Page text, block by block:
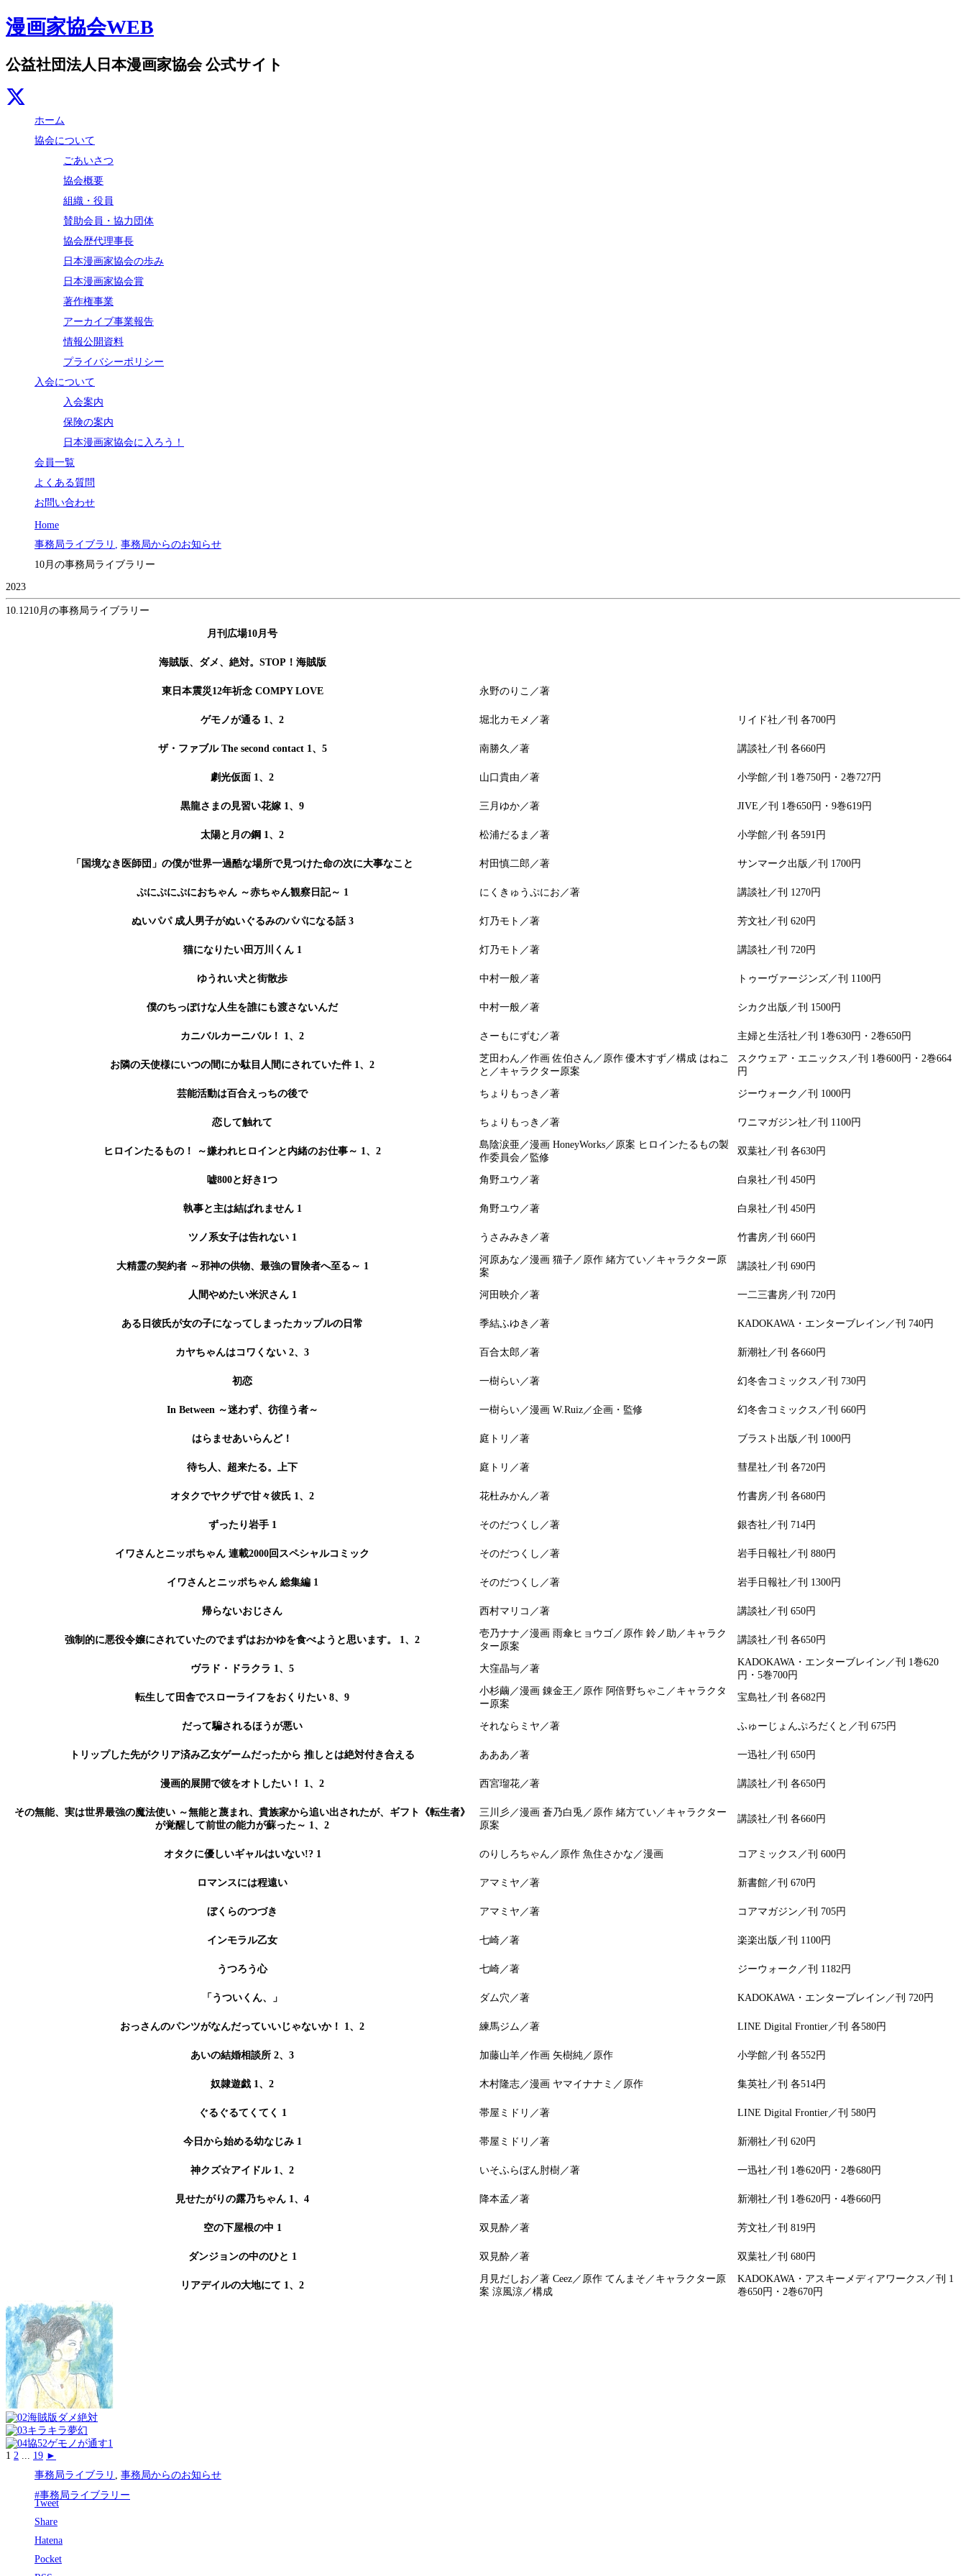
漫画家協会WEB
公益社団法人日本漫画家協会 公式サイト
ホーム
協会について
ごあいさつ
協会概要
組織・役員
賛助会員・協力団体
協会歴代理事長
日本漫画家協会の歩み
日本漫画家協会賞
著作権事業
アーカイブ事業報告
情報公開資料
プライバシーポリシー
入会について
入会案内
保険の案内
日本漫画家協会に入ろう！
会員一覧
よくある質問
お問い合わせ
Home
事務局ライブラリ
事務局からのお知らせ
10月の事務局ライブラリー
2023
10.1210月の事務局ライブラリー
月刊広場10月号
海賊版、ダメ、絶対。STOP！海賊版
東日本震災12年祈念 COMPY LOVE 永野のりこ／著
ゲモノが通る 1、2 堀北カモメ／著 リイド社／刊 各700円
ザ・ファブル The second contact 1、5 南勝久／著 講談社／刊 各660円
劇光仮面 1、2 山口貴由／著 小学館／刊 1巻750円・2巻727円
黒龍さまの見習い花嫁 1、9 三月ゆか／著 JIVE／刊 1巻650円・9巻619円
太陽と月の鋼 1、2 松浦だるま／著 小学館／刊 各591円
「国境なき医師団」の僕が世界一過酷な場所で見つけた命の次に大事なこと 村田慎二郎／著 サンマーク出版／刊 1700円
ぷにぷにぷにおちゃん ～赤ちゃん観察日記～ 1 にくきゅうぷにお／著 講談社／刊 1270円
ぬいパパ 成人男子がぬいぐるみのパパになる話 3 灯乃モト／著 芳文社／刊 620円
猫になりたい田万川くん 1 灯乃モト／著 講談社／刊 720円
ゆうれい犬と街散歩 中村一般／著 トゥーヴァージンズ／刊 1100円
僕のちっぽけな人生を誰にも渡さないんだ 中村一般／著 シカク出版／刊 1500円
カニバルカーニバル！ 1、2 さーもにずむ／著 主婦と生活社／刊 1巻630円・2巻650円
お隣の天使様にいつの間にか駄目人間にされていた件 1、2
芝田わん／作画 佐伯さん／原作 優木すず／構成 はねこ
と／キャラクター原案
スクウェア・エニックス／刊 1巻600円・2巻664
円
芸能活動は百合えっちの後で ちょりもっき／著 ジーウォーク／刊 1000円
恋して触れて ちょりもっき／著 ワニマガジン社／刊 1100円
ヒロインたるもの！ ～嫌われヒロインと内緒のお仕事～ 1、2
島陰涙亜／漫画 HoneyWorks／原案 ヒロインたるもの製
作委員会／監修
双葉社／刊 各630円
嘘800と好き1つ 角野ユウ／著 白泉社／刊 450円
執事と主は結ばれません 1 角野ユウ／著 白泉社／刊 450円
ツノ系女子は告れない 1 うさみみき／著 竹書房／刊 660円
大精霊の契約者 ～邪神の供物、最強の冒険者へ至る～ 1
河原あな／漫画 猫子／原作 緒方てい／キャラクター原
案
講談社／刊 690円
人間やめたい米沢さん 1 河田映介／著 一二三書房／刊 720円
ある日彼氏が女の子になってしまったカップルの日常 季結ふゆき／著 KADOKAWA・エンターブレイン／刊 740円
カヤちゃんはコワくない 2、3 百合太郎／著 新潮社／刊 各660円
初恋 一樹らい／著 幻冬舎コミックス／刊 730円
In Between ～迷わず、彷徨う者～ 一樹らい／漫画 W.Ruiz／企画・監修 幻冬舎コミックス／刊 660円
はらませあいらんど！ 庭トリ／著 ブラスト出版／刊 1000円
待ち人、超来たる。上下 庭トリ／著 彗星社／刊 各720円
オタクでヤクザで甘々彼氏 1、2 花杜みかん／著 竹書房／刊 各680円
ずったり岩手 1 そのだつくし／著 銀杏社／刊 714円
イワさんとニッポちゃん 連載2000回スペシャルコミック そのだつくし／著 岩手日報社／刊 880円
イワさんとニッポちゃん 総集編 1 そのだつくし／著 岩手日報社／刊 1300円
帰らないおじさん 西村マリコ／著 講談社／刊 650円
強制的に悪役令嬢にされていたのでまずはおかゆを食べようと思います。 1、2
壱乃ナナ／漫画 雨傘ヒョウゴ／原作 鈴ノ助／キャラク
ター原案
講談社／刊 各650円
ヴラド・ドラクラ 1、5 大窪晶与／著
KADOKAWA・エンターブレイン／刊 1巻620
円・5巻700円
転生して田舎でスローライフをおくりたい 8、9
小杉繭／漫画 錬金王／原作 阿倍野ちゃこ／キャラクタ
ー原案
宝島社／刊 各682円
だって騙されるほうが悪い それならミヤ／著 ふゅーじょんぷろだくと／刊 675円
トリップした先がクリア済み乙女ゲームだったから 推しとは絶対付き合える あああ／著 一迅社／刊 650円
漫画的展開で彼をオトしたい！ 1、2 西宮瑠花／著 講談社／刊 各650円
その無能、実は世界最強の魔法使い ～無能と蔑まれ、貴族家から追い出されたが、ギフト《転生者》
が覚醒して前世の能力が蘇った～ 1、2
三川彡／漫画 蒼乃白兎／原作 緒方てい／キャラクター
原案
講談社／刊 各660円
オタクに優しいギャルはいない!? 1 のりしろちゃん／原作 魚住さかな／漫画 コアミックス／刊 600円
ロマンスには程遠い アマミヤ／著 新書館／刊 670円
ぼくらのつづき アマミヤ／著 コアマガジン／刊 705円
インモラル乙女 七崎／著 楽楽出版／刊 1100円
うつろう心 七崎／著 ジーウォーク／刊 1182円
「うついくん、」 ダム穴／著 KADOKAWA・エンターブレイン／刊 720円
おっさんのパンツがなんだっていいじゃないか！ 1、2 練馬ジム／著 LINE Digital Frontier／刊 各580円
あいの結婚相談所 2、3 加藤山羊／作画 矢樹純／原作 小学館／刊 各552円
奴隷遊戯 1、2 木村隆志／漫画 ヤマイナナミ／原作 集英社／刊 各514円
ぐるぐるてくてく 1 帯屋ミドリ／著 LINE Digital Frontier／刊 580円
今日から始める幼なじみ 1 帯屋ミドリ／著 新潮社／刊 620円
神クズ☆アイドル 1、2 いそふらぼん肘樹／著 一迅社／刊 1巻620円・2巻680円
見せたがりの露乃ちゃん 1、4 降本孟／著 新潮社／刊 1巻620円・4巻660円
空の下屋根の中 1 双見酔／著 芳文社／刊 819円
ダンジョンの中のひと 1 双見酔／著 双葉社／刊 680円
リアデイルの大地にて 1、2
月見だしお／著 Ceez／原作 てんまそ／キャラクター原
案 涼風涼／構成
KADOKAWA・アスキーメディアワークス／刊 1
巻650円・2巻670円
1 2 19 ►
事務局ライブラリ
事務局からのお知らせ
#事務局ライブラリー
Tweet
Share
Hatena
Pocket